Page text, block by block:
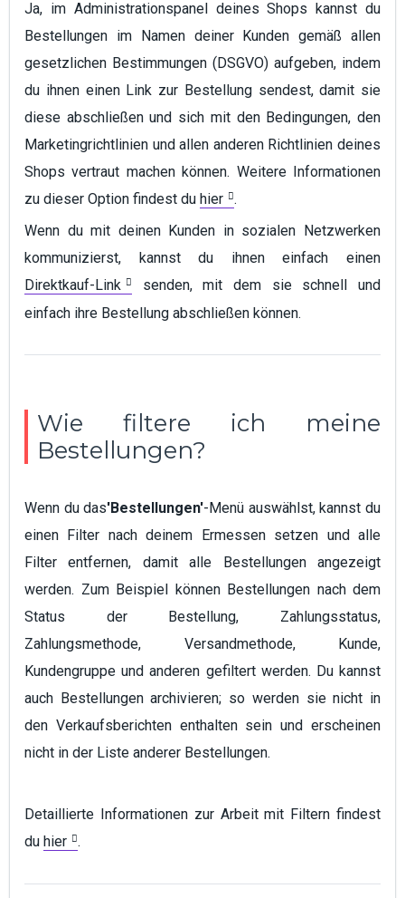
Ja, im Administrationspanel deines Shops kannst du
Bestellungen im Namen deiner Kunden gemäß allen
gesetzlichen Bestimmungen (DSGVO) aufgeben, indem
du ihnen einen Link zur Bestellung sendest, damit sie
diese abschließen und sich mit den Bedingungen, den
Marketingrichtlinien und allen anderen Richtlinien deines
Shops vertraut machen können. Weitere Informationen
zu dieser Option findest du hier
.
Wenn du mit deinen Kunden in sozialen Netzwerken
kommunizierst, kannst du ihnen einfach einen
Direktkauf-Link
senden, mit dem sie schnell und
einfach ihre Bestellung abschließen können.
Wie filtere ich meine
Bestellungen?
Wenn du das'Bestellungen'-Menü auswählst, kannst du
einen Filter nach deinem Ermessen setzen und alle
Filter entfernen, damit alle Bestellungen angezeigt
werden. Zum Beispiel können Bestellungen nach dem
Status der Bestellung, Zahlungsstatus,
Zahlungsmethode, Versandmethode, Kunde,
Kundengruppe und anderen gefiltert werden. Du kannst
auch Bestellungen archivieren; so werden sie nicht in
den Verkaufsberichten enthalten sein und erscheinen
nicht in der Liste anderer Bestellungen.
Detaillierte Informationen zur Arbeit mit Filtern findest
du hier .